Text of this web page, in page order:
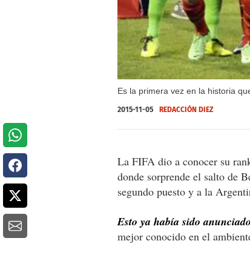
Es la primera vez en la historia
2015-11-05 REDACCIÓN DIEZ
La FIFA dio a conocer su
donde sorprende el salto de
segundo puesto y a la
Esto ya había sido
mejor conocido en el